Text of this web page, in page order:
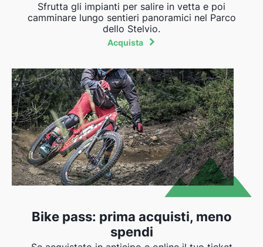
Sfrutta gli impianti per salire in vetta e poi
camminare lungo sentieri panoramici nel Parco
dello Stelvio.
Acquista
Bike pass: prima acquisti, meno
spendi